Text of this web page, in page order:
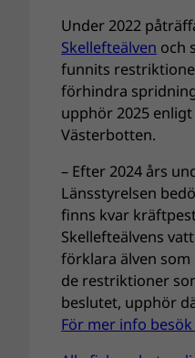
Under 2022
Skellefteälven och
funnits
förhindra
upphör 2025
Västerbotten.
– Efter 2024 års
Länsstyrelsen
finns kvar
Skellefteälvens
förklara älven
de restriktioner
beslutet, upphör
För mer info besök